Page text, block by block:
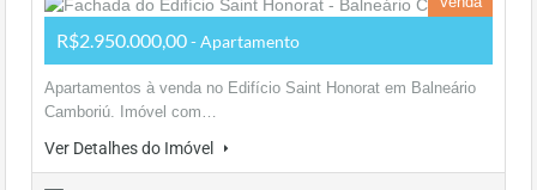
R$2.950.000,00- Apartamento
Apartamentos à venda no Edifício Saint Honorat em Balneário
Camboriú. Imóvel com…
Ver Detalhes do Imóvel